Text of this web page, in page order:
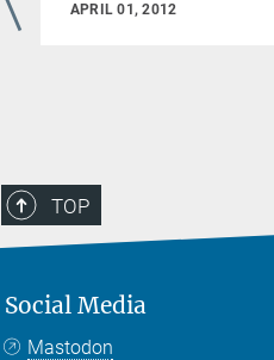
APRIL 01, 2012
TOP
Social Media
Mastodon